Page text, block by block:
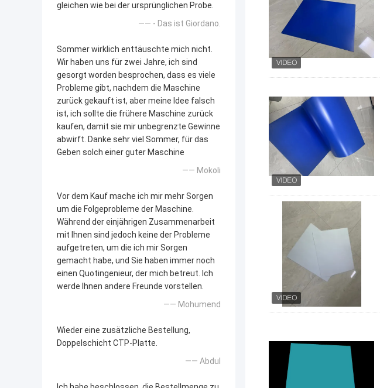
gleichen wie bei der ursprünglichen Probe.
—— - Das ist Giordano.
Sommer wirklich enttäuschte mich nicht.
Wir haben uns für zwei Jahre, ich sind
gesorgt worden besprochen, dass es viele
Probleme gibt, nachdem die Maschine
zurück gekauft ist, aber meine Idee falsch
ist, ich sollte die frühere Maschine zurück
kaufen, damit sie mir unbegrenzte Gewinne
abwirft. Danke sehr viel Sommer, für das
Geben solch einer guter Maschine
—— Mokoli
Vor dem Kauf mache ich mir mehr Sorgen
um die Folgeprobleme der Maschine.
Während der einjährigen Zusammenarbeit
mit Ihnen sind jedoch keine der Probleme
aufgetreten, um die ich mir Sorgen
gemacht habe, und Sie haben immer noch
einen Quotingenieur, der mich betreut. Ich
werde Ihnen andere Freunde vorstellen.
—— Mohumend
Wieder eine zusätzliche Bestellung,
Doppelschicht CTP-Platte.
—— Abdul